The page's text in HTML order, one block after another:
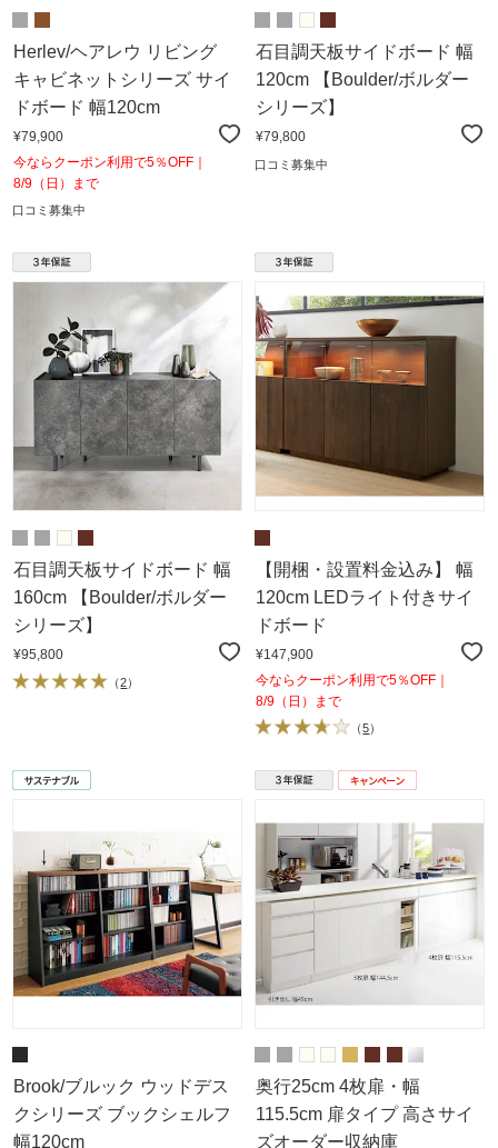
Herlev/ヘアレウ リビング
キャビネットシリーズ サイ
ドボード 幅120cm
¥79,900
今ならクーポン利用で5％OFF｜
8/9（日）まで
口コミ募集中
石目調天板サイドボード 幅
120cm 【Boulder/ボルダー
シリーズ】
¥79,800
口コミ募集中
石目調天板サイドボード 幅
160cm 【Boulder/ボルダー
シリーズ】
¥95,800
（2）
【開梱・設置料金込み】 幅
120cm LEDライト付きサイ
ドボード
¥147,900
今ならクーポン利用で5％OFF｜
8/9（日）まで
（5）
Brook/ブルック ウッドデス
クシリーズ ブックシェルフ
幅120cm
奥行25cm 4枚扉・幅
115.5cm 扉タイプ 高さサイ
ズオーダー収納庫